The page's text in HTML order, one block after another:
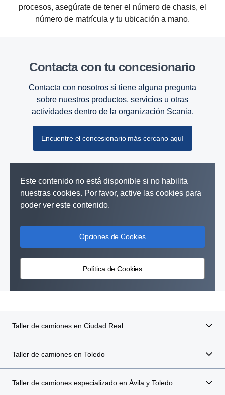
procesos, asegúrate de tener el número de chasis, el
número de matrícula y tu ubicación a mano.
Contacta con tu conce­sio­nario
Contacta con nosotros si tiene alguna pregunta
sobre nuestros productos, servicios u otras
actividades dentro de la organización Scania.
Encuentre el concesionario más cercano aquí
Este contenido no está disponible si no habilita
nuestras cookies. Por favor, active las cookies para
poder ver este contenido.
Opciones de Cookies
Política de Cookies
Taller de camiones en Ciudad Real
Taller de camiones en Toledo
Taller de camiones especializado en Ávila y Toledo